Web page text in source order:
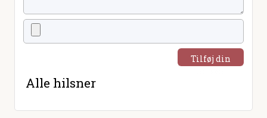
Tilføj din
Alle hilsner